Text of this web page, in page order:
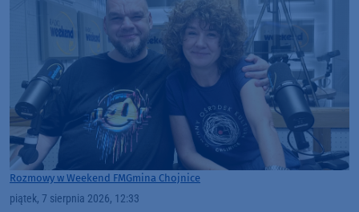
Rozmowy w Weekend FMGmina Chojnice
piątek, 7 sierpnia 2026, 12:33